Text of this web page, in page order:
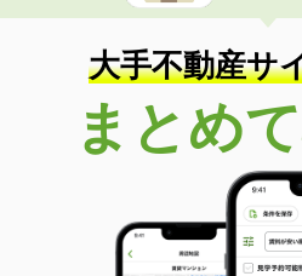
大手不動産サ
まとめ